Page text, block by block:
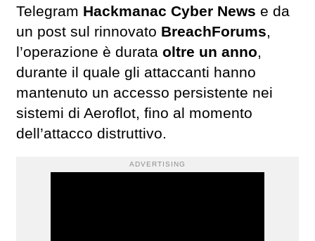
Telegram Hackmanac Cyber News e da
un post sul rinnovato BreachForums,
l’operazione è durata oltre un anno,
durante il quale gli attaccanti hanno
mantenuto un accesso persistente nei
sistemi di Aeroflot, fino al momento
dell’attacco distruttivo.
ADVERTISING